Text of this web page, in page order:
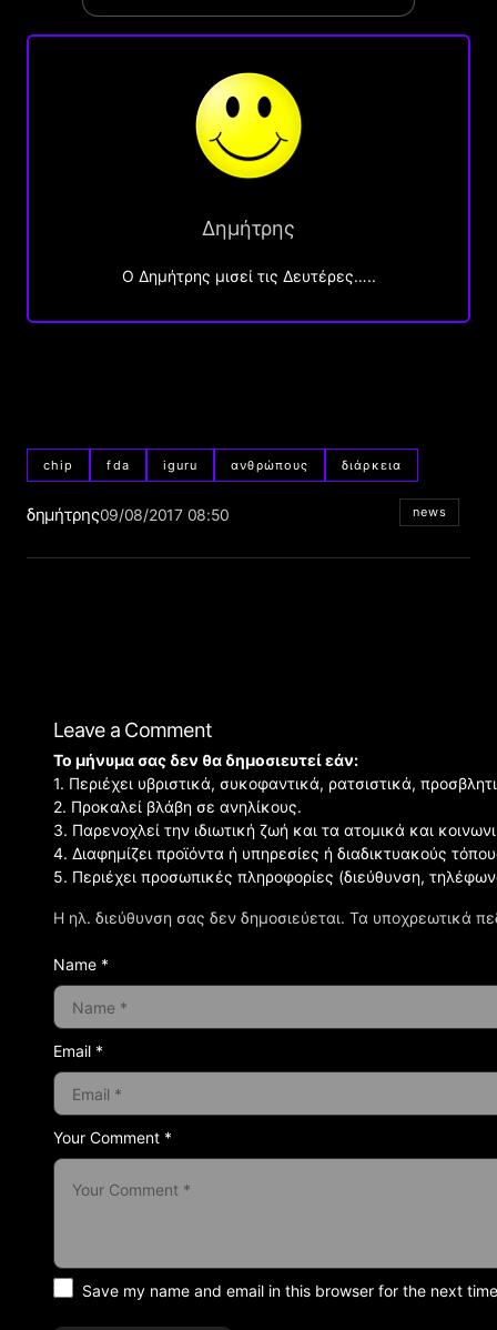
Δημήτρης
O Δημήτρης μισεί τις Δευτέρες…..
chip fda iguru ανθρώπους διάρκεια
δημήτρης09/08/2017 08:50 news
Leave a Comment
Η ηλ. διεύθυνση σας δεν δημοσιεύεται. Τα υποχρεωτικά
Your Comment *
Το μήνυμα σας δεν θα δημοσιευτεί εάν:
1. Περιέχει υβριστικά, συκοφαντικά, ρατσιστικά,
2. Προκαλεί βλάβη σε ανηλίκους.
3. Παρενοχλεί την ιδιωτική ζωή και τα ατομικά και
4. Διαφημίζει προϊόντα ή υπηρεσίες ή διαδικτυακούς
5. Περιέχει προσωπικές πληροφορίες (διεύθυνση,
Name *
Email *
Save my name and email in this browser for the next